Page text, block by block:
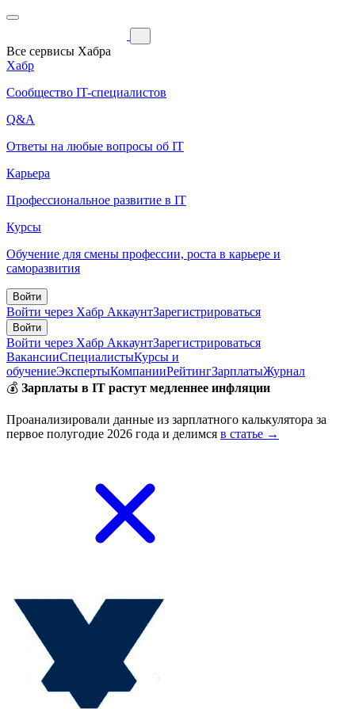
Все сервисы Хабра
Хабр
Сообщество IT-специалистов
Q&A
Ответы на любые вопросы об IT
Карьера
Профессиональное развитие в IT
Курсы
Обучение для смены профессии, роста в карьере и
саморазвития
Войти
Войти через Хабр АккаунтЗарегистрироваться
Войти
Войти через Хабр АккаунтЗарегистрироваться
ВакансииСпециалистыКурсы и
обучениеЭкспертыКомпанииРейтингЗарплатыЖурнал
💰 Зарплаты в IT растут медленнее инфляции
Проанализировали данные из зарплатного калькулятора за
первое полугодие 2026 года и делимся в статье →